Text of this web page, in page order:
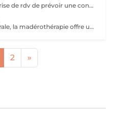
Il est obligatoire avant toute prise de rdv de prévoir une consultation, celle-ci est gratuite et vous préparera à cette technique révolutionnaire. Attention certaines contre indications sont en prendre en compte. L'acompte sera restitué entièrement lors de votre venue, si vous n'annulez pas il sera conservé. - dèmes. - maladies rénales. - phlébites / thromboses. - insuffisance cardiaque. - dermatite (sur la zone à travailler). - plaies ouvertes. - parties osseuses. - grossesse (pas le ventre , ni le 1er trimestre). - règles abondantes. - infection, fièvre. - hypotension.
Technique de massage ancestrale, la madérothérapie offre une multitude de bénéfices sur le corps et le bien-être ! Les instruments et rouleaux en bois de madérothérapie agissent sur toutes les zones du corps permettant un drainage profond et une tonification du corps dans son ensemble. Attention certaines contre indications sont en prendre en compte: - dèmes. - maladies rénales. - phlébites / thromboses. - insuffisance cardiaque. - dermatite (sur la zone à travailler). - plaies ouvertes. - parties osseuses. - grossesse (pas le ventre , ni le 1er trimestre). - règles abondantes. - infection, fièvre. - hypotension. TOUJOURS PRENDRE UNE CONSULTATION AVANT TOUTES PRISES DE RDV. MERCI.
2 »